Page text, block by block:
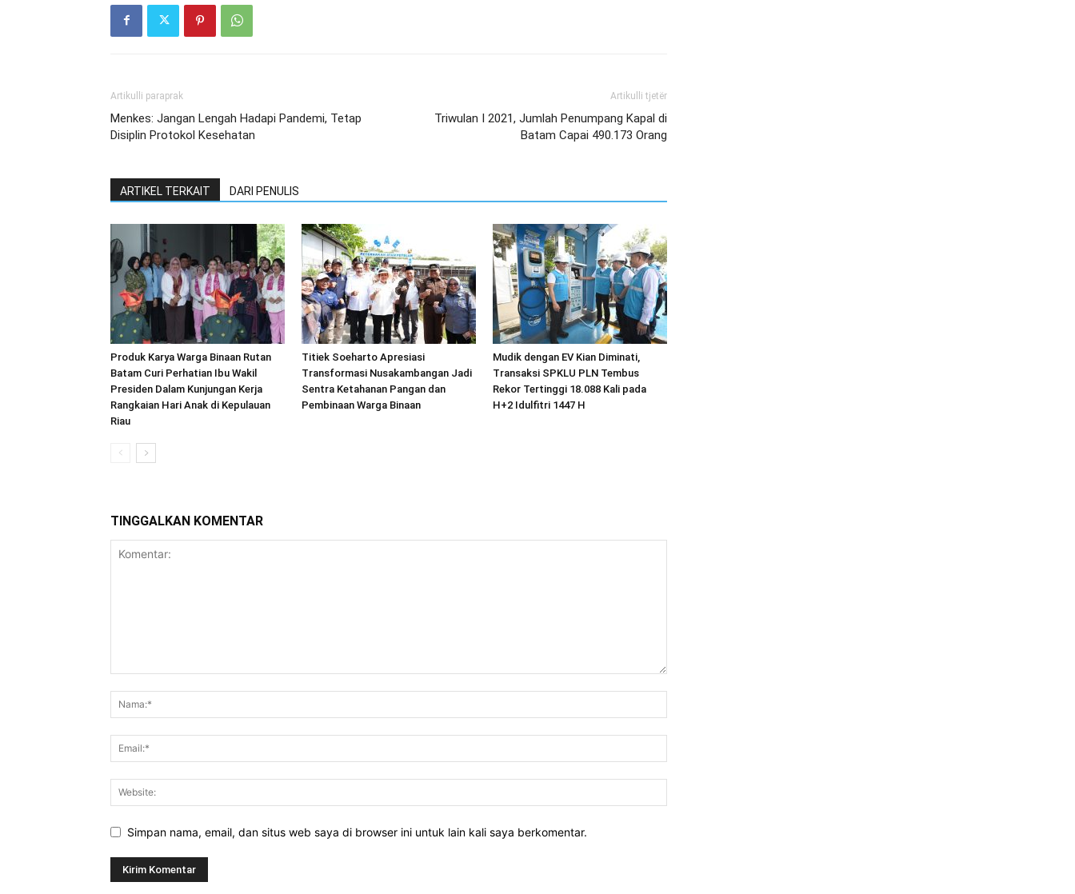
Artikulli paraprak
Menkes: Jangan Lengah Hadapi Pandemi, Tetap
Disiplin Protokol Kesehatan
Artikulli tjetër
Triwulan I 2021, Jumlah Penumpang Kapal di
Batam Capai 490.173 Orang
ARTIKEL TERKAIT DARI PENULIS
Produk Karya Warga Binaan Rutan
Batam Curi Perhatian Ibu Wakil
Presiden Dalam Kunjungan Kerja
Rangkaian Hari Anak di Kepulauan
Riau
Titiek Soeharto Apresiasi
Transformasi Nusakambangan Jadi
Sentra Ketahanan Pangan dan
Pembinaan Warga Binaan
Mudik dengan EV Kian Diminati,
Transaksi SPKLU PLN Tembus
Rekor Tertinggi 18.088 Kali pada
H+2 Idulfitri 1447 H
TINGGALKAN KOMENTAR
Simpan nama, email, dan situs web saya di browser ini untuk lain kali saya berkomentar.